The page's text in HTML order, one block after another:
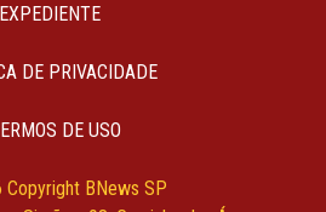
EXPEDIENTE
DE PRIVACIDADE
DE USO
BNews SP